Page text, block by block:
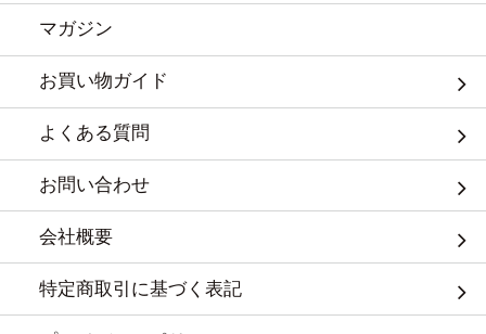
マガジン
お買い物ガイド
よくある質問
お問い合わせ
会社概要
特定商取引に基づく表記